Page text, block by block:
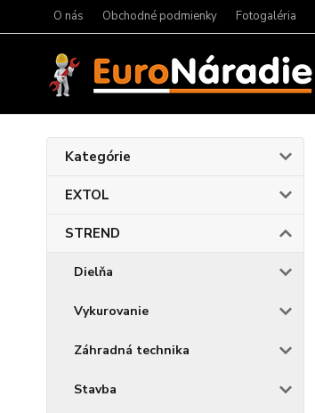
O nás Obchodné podmienky Fotogaléria
Kategórie
EXTOL
STREND
Dielňa
Vykurovanie
Záhradná technika
Stavba